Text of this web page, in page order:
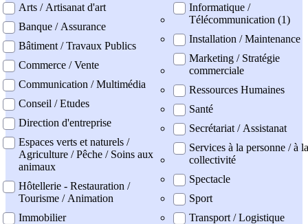
Arts / Artisanat d'art
Banque / Assurance
Bâtiment / Travaux Publics
Commerce / Vente
Communication / Multimédia
Conseil / Etudes
Direction d'entreprise
Espaces verts et naturels /
Agriculture / Pêche / Soins aux
animaux
Hôtellerie - Restauration /
Tourisme / Animation
Immobilier
Informatique /
Télécommunication (1)
Installation / Maintenance
Marketing / Stratégie
commerciale
Ressources Humaines
Santé
Secrétariat / Assistanat
Services à la personne / à la
collectivité
Spectacle
Sport
Transport / Logistique